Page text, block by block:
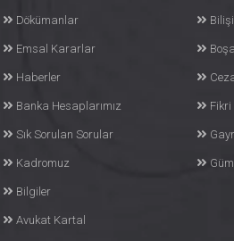
Dökümanlar
Emsal Kararlar
Haberler
Banka Hesaplarımız
Sık Sorulan Sorular
Kadromuz
Bilgiler
Avukat Kartal
Fikri